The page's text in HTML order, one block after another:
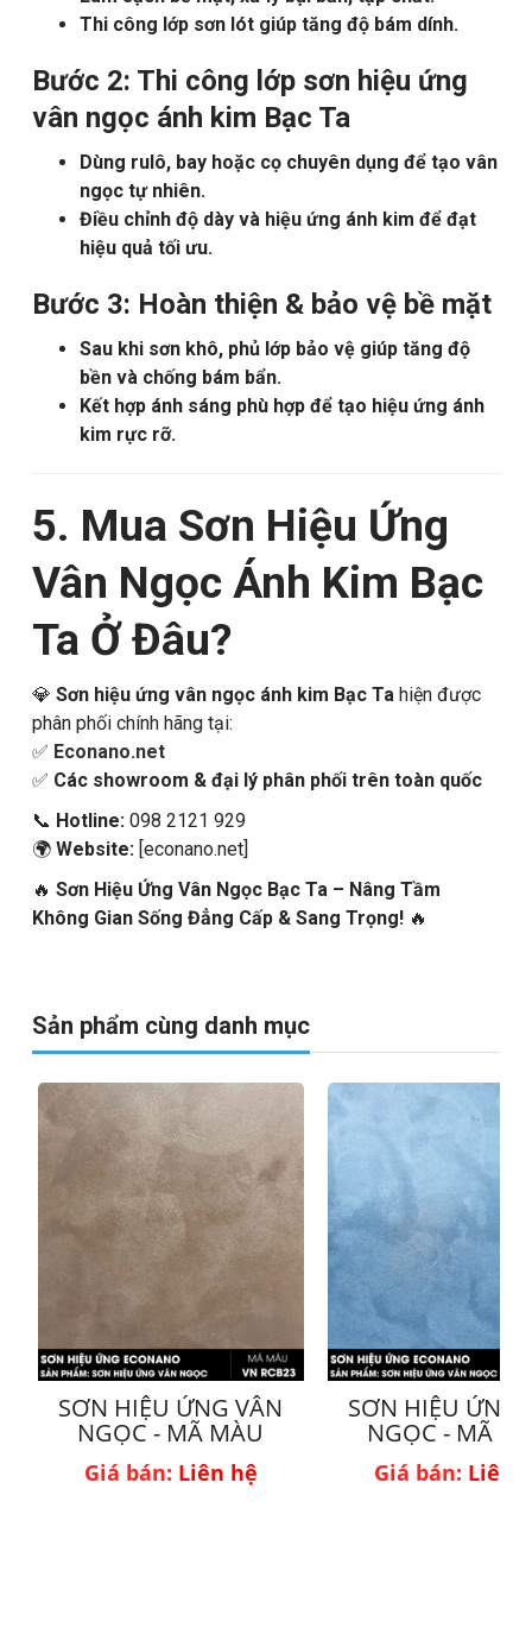
Thi công lớp sơn lót giúp tăng độ bám dính.
Bước 2: Thi công lớp sơn hiệu ứng
vân ngọc ánh kim Bạc Ta
Dùng rulô, bay hoặc cọ chuyên dụng để tạo vân
ngọc tự nhiên.
Điều chỉnh độ dày và hiệu ứng ánh kim để đạt
hiệu quả tối ưu.
Bước 3: Hoàn thiện & bảo vệ bề mặt
Sau khi sơn khô, phủ lớp bảo vệ giúp tăng độ
bền và chống bám bẩn.
Kết hợp ánh sáng phù hợp để tạo hiệu ứng ánh
kim rực rỡ.
5. Mua Sơn Hiệu Ứng
Vân Ngọc Ánh Kim Bạc
Ta Ở Đâu?
💎 Sơn hiệu ứng vân ngọc ánh kim Bạc Ta hiện được
phân phối chính hãng tại:
✅ Econano.net
✅ Các showroom & đại lý phân phối trên toàn quốc
📞 Hotline: 098 2121 929
🌍 Website: [econano.net]
🔥 Sơn Hiệu Ứng Vân Ngọc Bạc Ta – Nâng Tầm
Không Gian Sống Đẳng Cấp & Sang Trọng! 🔥
Sản phẩm cùng danh mục
SƠN HIỆU ỨNG VÂN
NGỌC - MÃ MÀU
VNRCD23
Giá bán: Liên hệ
SƠN HIỆU ỨNG
NGỌC - MÃ
VN10-4
Giá bán: Liên